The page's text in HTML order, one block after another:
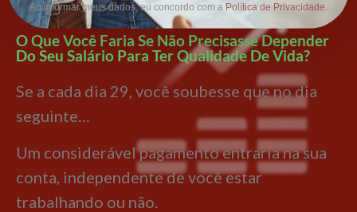
Ao informar meus dados, eu concordo com a Política de Privacidade.
O Que Você Faria Se Não Precisasse Depender
Do Seu Salário Para Ter Qualidade De Vida?
Se a cada dia 29, você soubesse que no dia
seguinte…
Um considerável pagamento entraria na sua
conta, independente de você estar
trabalhando ou não.